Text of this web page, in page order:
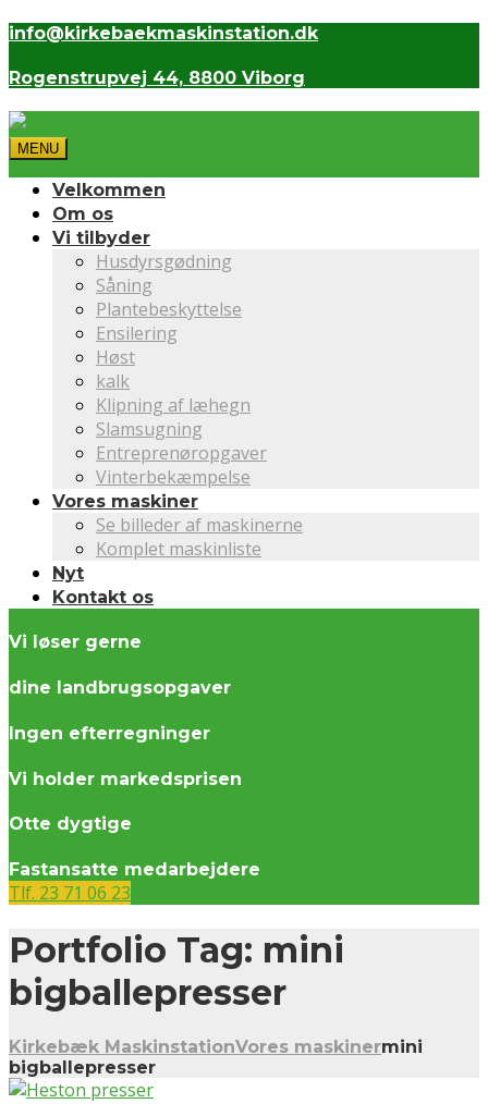
info@kirkebaekmaskinstation.dk
Rogenstrupvej 44, 8800 Viborg
MENU
Velkommen
Om os
Vi tilbyder
Husdyrsgødning
Såning
Plantebeskyttelse
Ensilering
Høst
kalk
Klipning af læhegn
Slamsugning
Entreprenøropgaver
Vinterbekæmpelse
Vores maskiner
Se billeder af maskinerne
Komplet maskinliste
Nyt
Kontakt os
Vi løser gerne
dine landbrugsopgaver
Ingen efterregninger
Vi holder markedsprisen
Otte dygtige
Fastansatte medarbejdere
Tlf. 23 71 06 23
Portfolio Tag: mini
bigballepresser
Kirkebæk MaskinstationVores maskinermini
bigballepresser